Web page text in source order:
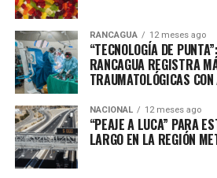
RANCAGUA 12 meses ago
“TECNOLOGÍA DE
RANCAGUA REGISTRA
TRAUMATOLÓGICAS
NACIONAL 12 meses ago
“PEAJE A LUCA” PARA
LARGO EN LA REGIÓN